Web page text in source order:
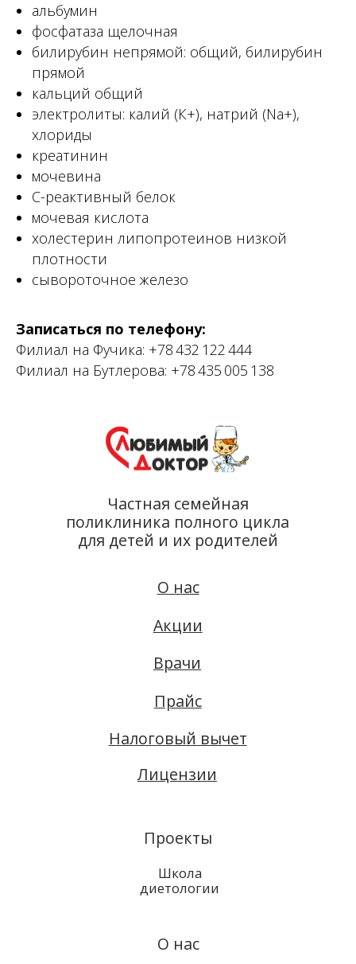
альбумин
фосфатаза щелочная
билирубин непрямой: общий, билирубин
прямой
кальций общий
электролиты: калий (К+), натрий (Na+),
хлориды
креатинин
мочевина
С-реактивный белок
мочевая кислота
холестерин липопротеинов низкой
плотности
сывороточное железо
Записаться по телефону:
Филиал на Фучика: +78 432 122 444
Филиал на Бутлерова: +78 435 005 138
Акции
Врачи
Частная семейная
поликлиника полного цикла
для детей и их родителей
Проекты
Запись онлайн
Бутлерова, 20:500-51-38
Филиалы
О нас